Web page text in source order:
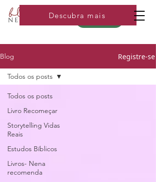
Loja
Descubra mais
Blog Registre-se
Todos os posts
Livro Recomeçar
Storytelling Vidas
Reais
Estudos Bíblicos
Livros- Nena
recomenda
Todos os posts